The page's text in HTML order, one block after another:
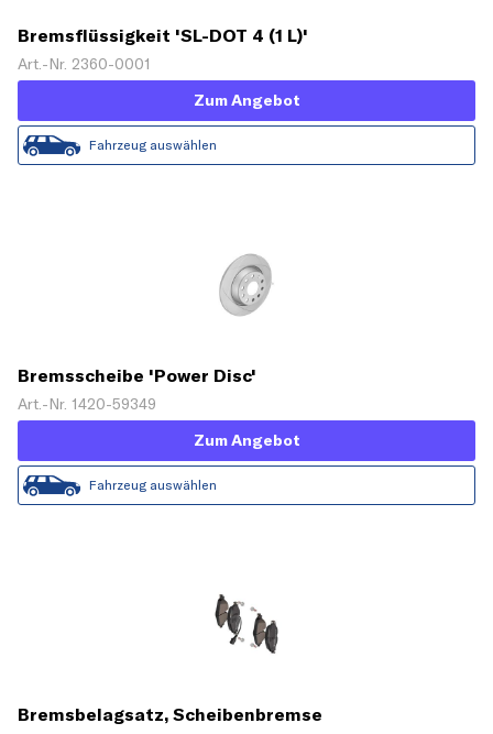
Bremsflüssigkeit 'SL-DOT 4 (1 L)'
Art.-Nr. 2360-0001
Zum Angebot
Fahrzeug auswählen
Bremsscheibe 'Power Disc'
Art.-Nr. 1420-59349
Zum Angebot
Fahrzeug auswählen
Bremsbelagsatz, Scheibenbremse